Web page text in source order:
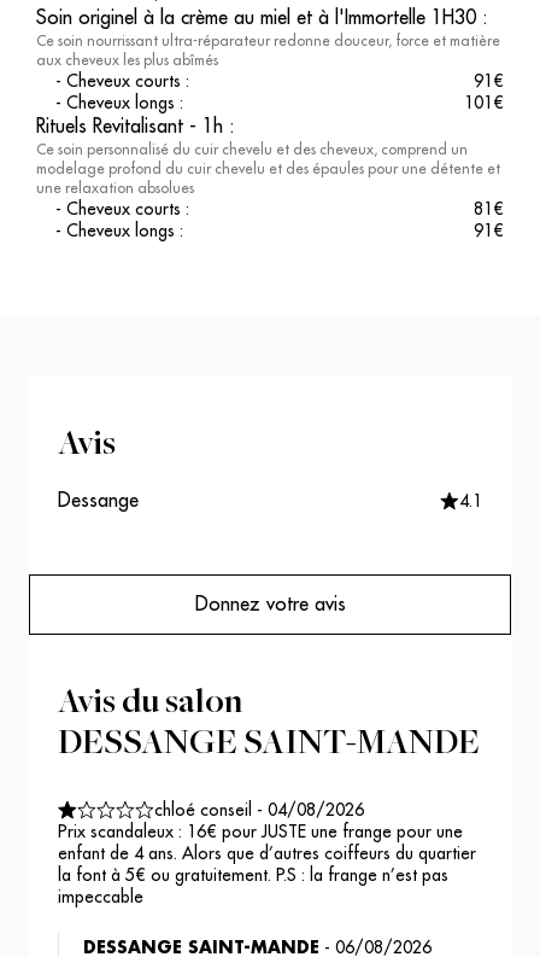
Soin originel à la crème au miel et à l'Immortelle 1H30:
Ce soin nourrissant ultra-réparateur redonne douceur, force et matière
aux cheveux les plus abîmés
- Cheveux courts : 91 €
- Cheveux longs : 101 €
Rituels Revitalisant - 1h :
Ce soin personnalisé du cuir chevelu et des cheveux, comprend un
modelage profond du cuir chevelu et des épaules pour une détente et
une relaxation absolues
- Cheveux courts : 81 €
- Cheveux longs : 91 €
Avis du salon
DESSANGE SAINT-MANDE
chloé conseil - 04/08/2026
Prix scandaleux : 16€ pour JUSTE une frange pour une
enfant de 4 ans. Alors que d’autres coiffeurs du quartier
la font à 5€ ou gratuitement. P.S : la frange n’est pas
impeccable
DESSANGE SAINT-MANDE - 06/08/2026
Avis
Dessange 4.1
Donnez votre avis